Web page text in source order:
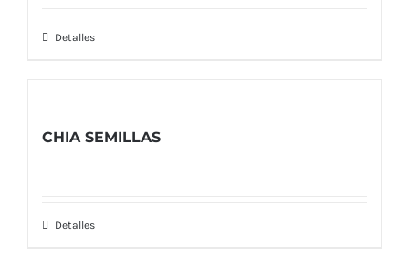
Detalles
CHIA SEMILLAS
Detalles